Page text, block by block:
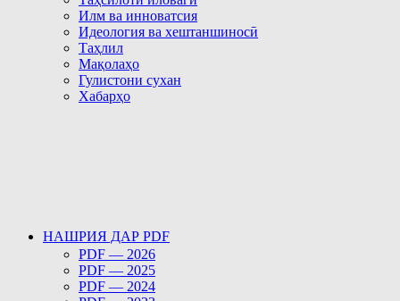
Илм ва инноватсия
Идеология ва хештаншиносӣ
Таҳлил
Мақолаҳо
Гулистони сухан
Хабарҳо
НАШРИЯ ДАР PDF
PDF — 2026
PDF — 2025
PDF — 2024